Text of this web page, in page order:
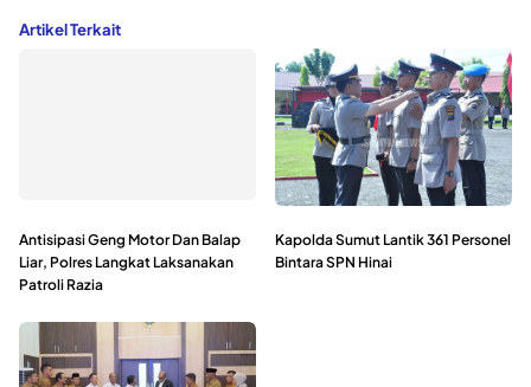
Artikel Terkait
Antisipasi Geng Motor Dan Balap
Liar, Polres Langkat Laksanakan
Patroli Razia
Kapolda Sumut Lantik 361 Personel
Bintara SPN Hinai